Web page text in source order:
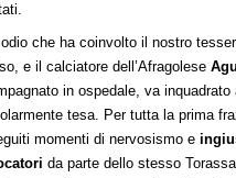
che ha coinvolto il nostro
e il calciatore dell’Afragolese
in ospedale, va inquadrato
tesa. Per tutta la prima
momenti di nervosismo e
da parte dello stesso